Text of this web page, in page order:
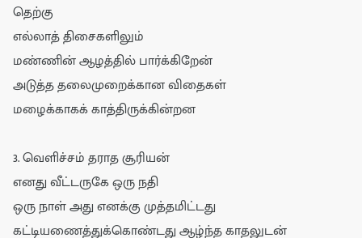
தெற்கு
எல்லாத் திசைகளிலும்
மண்ணின் ஆழத்தில் பார்க்கிறேன்
அடுத்த தலைமுறைக்கான விதைகள்
மழைக்காகக் காத்திருக்கின்றன
3. வெளிச்சம் தராத சூரியன்
எனது வீட்டருகே ஒரு நதி
ஒரு நாள் அது எனக்கு முத்தமிட்டது
கட்டியணைத்துக்கொண்டது ஆழ்ந்த காதலுடன்